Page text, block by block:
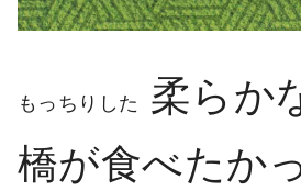
もっちりした 柔らか
橋が食べたか